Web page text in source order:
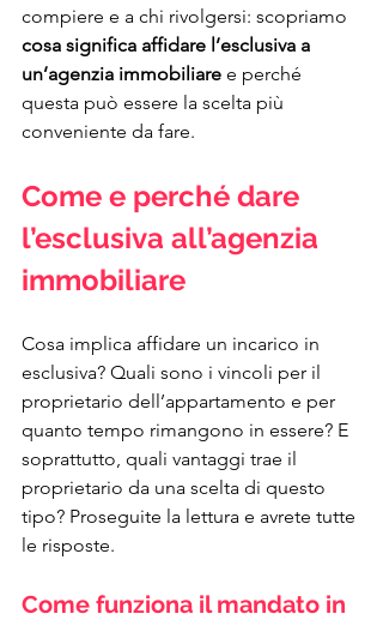
compiere e a chi rivolgersi: scopriamo
cosa significa affidare l’esclusiva a
un’agenzia immobiliare e perché
questa può essere la scelta più
conveniente da fare.
Come e perché dare
l’esclusiva all’agenzia
immobiliare
Cosa implica affidare un incarico in
esclusiva? Quali sono i vincoli per il
proprietario dell’appartamento e per
quanto tempo rimangono in essere? E
soprattutto, quali vantaggi trae il
proprietario da una scelta di questo
tipo? Proseguite la lettura e avrete tutte
le risposte.
Come funziona il mandato in